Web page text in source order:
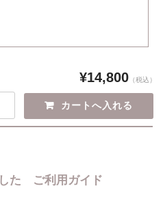
¥14,800 （税込）
た ご利用ガイド